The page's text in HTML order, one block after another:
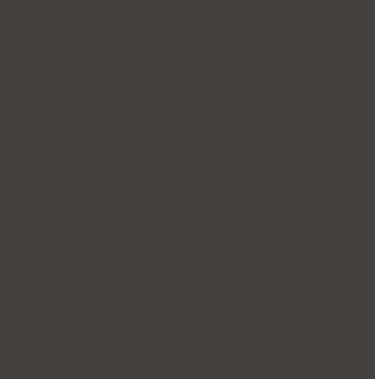
графит
современным и качественным покрытием. Низкая цена и
дверей.